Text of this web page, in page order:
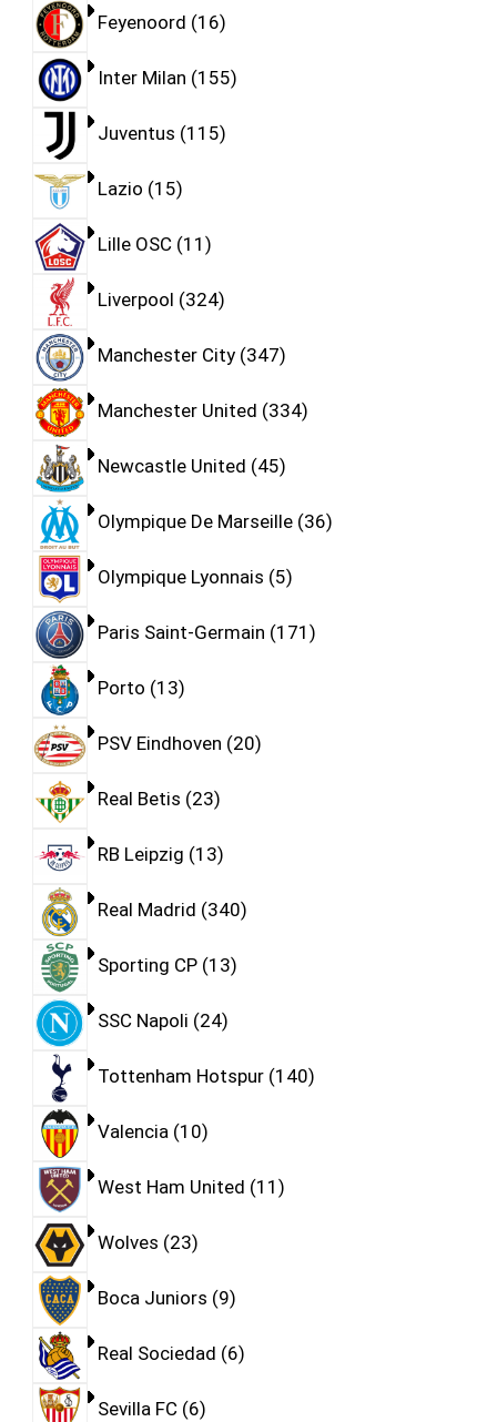
Feyenoord 16
Inter Milan 155
Juventus 115
Lazio 15
Lille OSC 11
Liverpool 324
Manchester City 347
Manchester United 334
Newcastle United 45
Olympique De Marseille 36
Olympique Lyonnais 5
Paris Saint-Germain 171
Porto 13
PSV Eindhoven 20
Real Betis 23
RB Leipzig 13
Real Madrid 340
Sporting CP 13
SSC Napoli 24
Tottenham Hotspur 140
Valencia 10
West Ham United 11
Wolves 23
Boca Juniors 9
Real Sociedad 6
Sevilla FC 6